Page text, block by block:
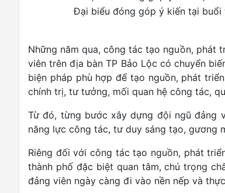
Đại biểu đóng góp ý kiến tại buổi
Những năm qua, công tác tạo nguồn, phát
viên trên địa bàn TP Bảo Lộc có chuyển
biện pháp phù hợp để tạo nguồn, phát
chính trị, tư tưởng, mối quan hệ công tác,
Từ đó, từng bước xây dựng đội ngũ đảng
năng lực công tác, tư duy sáng tạo, gương
Riêng đối với công tác tạo nguồn, phát
thành phố đặc biệt quan tâm, chú trọng
đảng viên ngày càng đi vào nền nếp và